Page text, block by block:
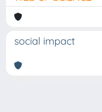
social impact